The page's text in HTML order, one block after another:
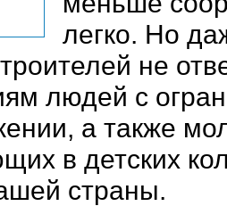
легко. Но
не
людей с
а также
в детских
страны.